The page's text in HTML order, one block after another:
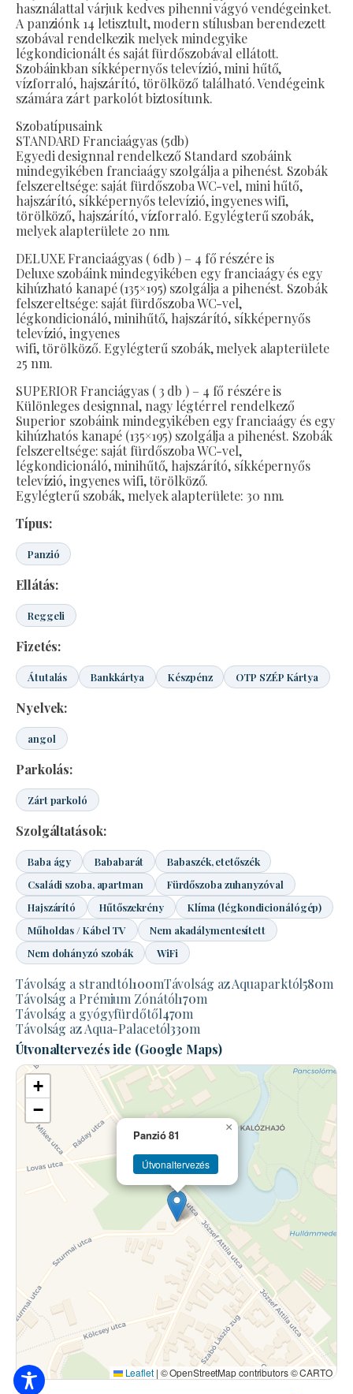
használattal várjuk kedves pihenni vágyó vendégeinket.
A panziónk 14 letisztult, modern stílusban berendezett
szobával rendelkezik melyek mindegyike
légkondicionált és saját fürdőszobával ellátott.
Szobáinkban síkképernyős televízió, mini hűtő,
vízforraló, hajszárító, törölköző található. Vendégeink
számára zárt parkolót biztosítunk.
Szobatípusaink
STANDARD Franciaágyas (5db)
Egyedi designnal rendelkező Standard szobáink
mindegyikében franciaágy szolgálja a pihenést. Szobák
felszereltsége: saját fürdőszoba WC-vel, mini hűtő,
hajszárító, síkképernyős televízió, ingyenes wifi,
törölköző, hajszárító, vízforraló. Egylégterű szobák,
melyek alapterülete 20 nm.
DELUXE Franciaágyas ( 6db ) – 4 fő részére is
Deluxe szobáink mindegyikében egy franciaágy és egy
kihúzható kanapé (135×195) szolgálja a pihenést. Szobák
felszereltsége: saját fürdőszoba WC-vel,
légkondicionáló, minihűtő, hajszárító, síkképernyős
televízió, ingyenes
wifi, törölköző. Egylégterű szobák, melyek alapterülete
25 nm.
SUPERIOR Franciágyas ( 3 db ) – 4 fő részére is
Különleges designnal, nagy légtérrel rendelkező
Superior szobáink mindegyikében egy franciaágy és egy
kihúzhatós kanapé (135×195) szolgálja a pihenést. Szobák
felszereltsége: saját fürdőszoba WC-vel,
légkondicionáló, minihűtő, hajszárító, síkképernyős
televízió, ingyenes wifi, törölköző.
Egylégterű szobák, melyek alapterülete: 30 nm.
Típus:
Panzió
Ellátás:
Reggeli
Fizetés:
Átutalás Bankkártya Készpénz OTP SZÉP Kártya
Nyelvek:
angol
Parkolás:
Zárt parkoló
Szolgáltatások:
Baba ágy Bababarát
Babaszék, etetőszék
Családi szoba, apartman
Fürdőszoba zuhanyzóval
Hajszárító
Hűtőszekrény
Klíma (légkondicionálógép)
Műholdas / Kábel TV
Nem akadálymentesített
Nem dohányzó szobák
WiFi
Távolság a strandtól100mTávolság az Aquaparktól580m
Távolság a Prémium Zónától170m
Távolság a gyógyfürdőtől470m
Távolság az Aqua-Palacetól330m
Útvonaltervezés ide (Google Maps)
Panzió 81
Útvonaltervezés
×
+
−
Leaflet | © OpenStreetMap contributors © CARTO